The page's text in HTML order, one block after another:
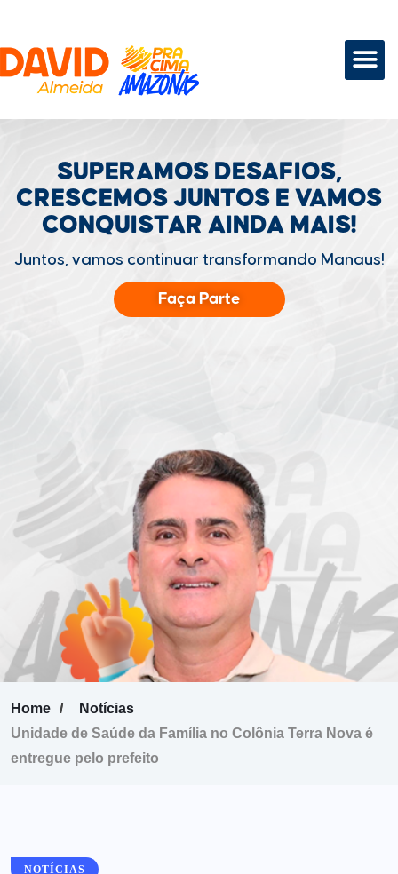
SUPERAMOS DESAFIOS,
CRESCEMOS JUNTOS E VAMOS
CONQUISTAR AINDA MAIS!
Juntos, vamos continuar transformando Manaus!
Faça Parte
Home
Notícias
Unidade de Saúde da Família no Colônia Terra Nova é
entregue pelo prefeito
NOTÍCIAS